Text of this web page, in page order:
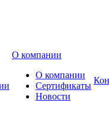
О компании
О компании
Сертификаты
Новости